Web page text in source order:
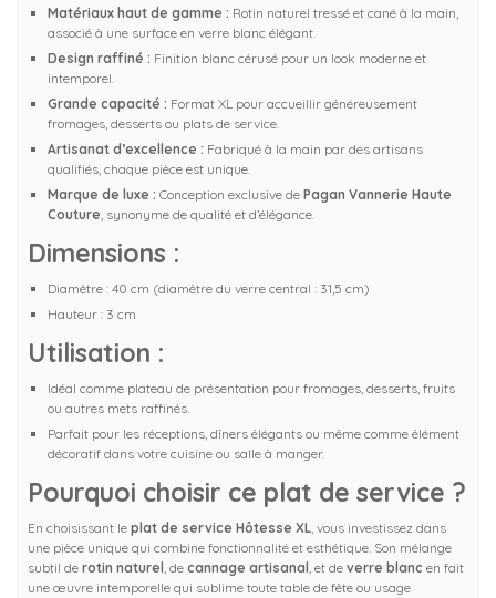
Matériaux haut de gamme : Rotin naturel tressé et cané à la main,
associé à une surface en verre blanc élégant.
Design raffiné : Finition blanc cérusé pour un look moderne et
intemporel.
Grande capacité : Format XL pour accueillir généreusement
fromages, desserts ou plats de service.
Artisanat d’excellence : Fabriqué à la main par des artisans
qualifiés, chaque pièce est unique.
Marque de luxe : Conception exclusive de Pagan Vannerie Haute
Couture, synonyme de qualité et d’élégance.
Dimensions :
Diamètre : 40 cm (diamètre du verre central : 31,5 cm)
Hauteur : 3 cm
Utilisation :
Idéal comme plateau de présentation pour fromages, desserts, fruits
ou autres mets raffinés.
Parfait pour les réceptions, dîners élégants ou même comme élément
décoratif dans votre cuisine ou salle à manger.
Pourquoi choisir ce plat de service ?
En choisissant le plat de service Hôtesse XL, vous investissez dans
une pièce unique qui combine fonctionnalité et esthétique. Son mélange
subtil de rotin naturel , de cannage artisanal , et de verre blanc en fait
une œuvre intemporelle qui sublime toute table de fête ou usage